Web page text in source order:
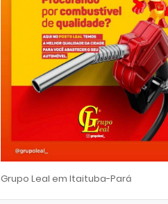
Grupo Leal em Itaituba-Pará